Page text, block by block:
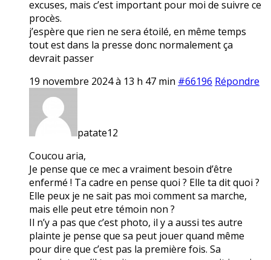
excuses, mais c’est important pour moi de suivre ce
procès.
j’espère que rien ne sera étoilé, en même temps
tout est dans la presse donc normalement ça
devrait passer
19 novembre 2024 à 13 h 47 min #66196 Répondre
patate12
Coucou aria,
Je pense que ce mec a vraiment besoin d’être
enfermé ! Ta cadre en pense quoi ? Elle ta dit quoi ?
Elle peux je ne sait pas moi comment sa marche,
mais elle peut etre témoin non ?
Il n’y a pas que c’est photo, il y a aussi tes autre
plainte je pense que sa peut jouer quand même
pour dire que c’est pas la première fois. Sa